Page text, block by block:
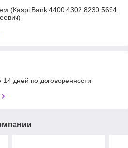
(Kaspi Bank 4400 4302 8230 5694,
14 дней по договоренности